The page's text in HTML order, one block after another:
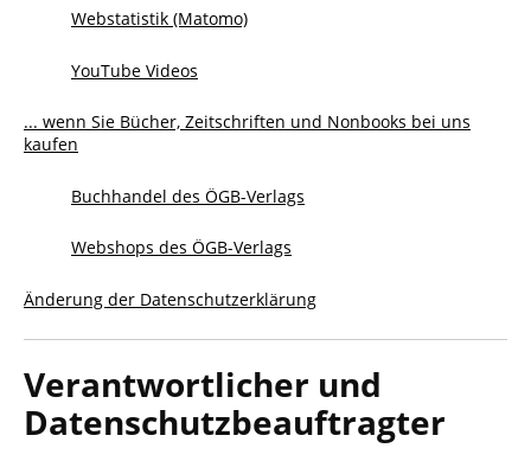
Webstatistik (Matomo)
YouTube Videos
... wenn Sie Bücher, Zeitschriften und Nonbooks bei uns
kaufen
Buchhandel des ÖGB-Verlags
Webshops des ÖGB-Verlags
Änderung der Datenschutzerklärung
Verantwortlicher und
Datenschutzbeauftragter